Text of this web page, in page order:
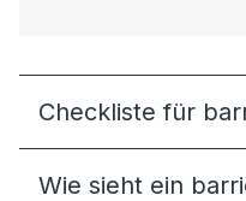
Checkliste für
Wie sieht ein